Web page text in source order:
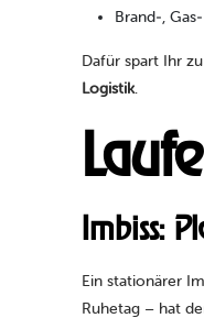
Brand‑,
Dafür spart Ihr
Logistik.
Imbiss:
Ein stationärer
Ruhetag – hat